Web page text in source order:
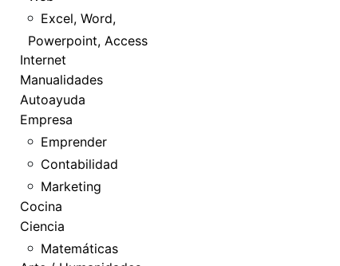
Excel, Word,
Powerpoint, Access
Internet
Manualidades
Autoayuda
Empresa
Emprender
Contabilidad
Marketing
Cocina
Ciencia
Matemáticas